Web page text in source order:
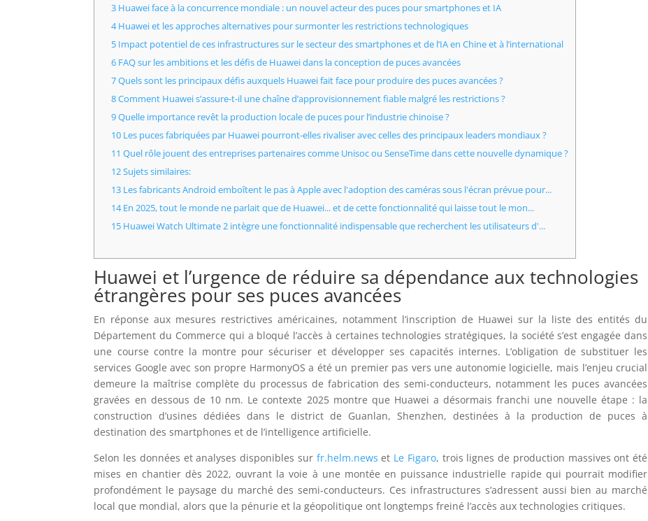
3 Huawei face à la concurrence mondiale : un nouvel acteur des puces pour smartphones et IA
4 Huawei et les approches alternatives pour surmonter les restrictions technologiques
5 Impact potentiel de ces infrastructures sur le secteur des smartphones et de l’IA en Chine et à l’international
6 FAQ sur les ambitions et les défis de Huawei dans la conception de puces avancées
7 Quels sont les principaux défis auxquels Huawei fait face pour produire des puces avancées ?
8 Comment Huawei s’assure-t-il une chaîne d’approvisionnement fiable malgré les restrictions ?
9 Quelle importance revêt la production locale de puces pour l’industrie chinoise ?
10 Les puces fabriquées par Huawei pourront-elles rivaliser avec celles des principaux leaders mondiaux ?
11 Quel rôle jouent des entreprises partenaires comme Unisoc ou SenseTime dans cette nouvelle dynamique ?
12 Sujets similaires:
13 Les fabricants Android emboîtent le pas à Apple avec l'adoption des caméras sous l'écran prévue pour...
14 En 2025, tout le monde ne parlait que de Huawei... et de cette fonctionnalité qui laisse tout le mon...
15 Huawei Watch Ultimate 2 intègre une fonctionnalité indispensable que recherchent les utilisateurs d'...
Huawei et l’urgence de réduire sa dépendance aux technologies
étrangères pour ses puces avancées
En réponse aux mesures restrictives américaines, notamment l’inscription de Huawei sur la liste des entités du
Département du Commerce qui a bloqué l’accès à certaines technologies stratégiques, la société s’est engagée dans
une course contre la montre pour sécuriser et développer ses capacités internes. L’obligation de substituer les
services Google avec son propre HarmonyOS a été un premier pas vers une autonomie logicielle, mais l’enjeu crucial
demeure la maîtrise complète du processus de fabrication des semi-conducteurs, notamment les puces avancées
gravées en dessous de 10 nm. Le contexte 2025 montre que Huawei a désormais franchi une nouvelle étape : la
construction d’usines dédiées dans le district de Guanlan, Shenzhen, destinées à la production de puces à
destination des smartphones et de l’intelligence artificielle.
Selon les données et analyses disponibles sur fr.helm.news et Le Figaro, trois lignes de production massives ont été
mises en chantier dès 2022, ouvrant la voie à une montée en puissance industrielle rapide qui pourrait modifier
profondément le paysage du marché des semi-conducteurs. Ces infrastructures s’adressent aussi bien au marché
local que mondial, alors que la pénurie et la géopolitique ont longtemps freiné l’accès aux technologies critiques.